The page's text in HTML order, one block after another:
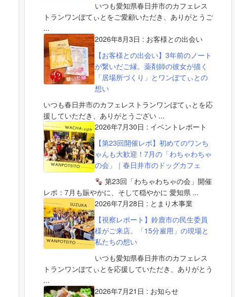
いつも愛知県春日井市のカフェレス
トランワンぽてぃとをご愛顧いただき、ありがとうご
...
2026年8月3日 : お客様との出会い
【お客様との出会い】3年前のノート
が繋いだご縁。薬剤師の彼女が描く
「居場所づくり」とワンぽてぃとの
想い
いつも春日井市のカフェレストランワンぽてぃとを応
援していただき、ありがとうござい ...
2026年7月30日 : イベントレポート
【第23回開催レポ】初めてのワンち
ゃんも大歓迎！7月の「わちゃわちゃ
の会」｜春日井市のドッグカフェ
第23回「わちゃわちゃの会」開催
レポ：7月も賑やかに、そして穏やかに 愛知県 ...
2026年7月28日 : とまり木事業
【視察レポート】鈴鹿市の民生委員
様がご来店。「15分雇用」の現場と
私たちの想い
いつも愛知県春日井市のカフェレス
トランワンぽてぃとを応援していただき、ありがとう
...
2026年7月21日 : お知らせ